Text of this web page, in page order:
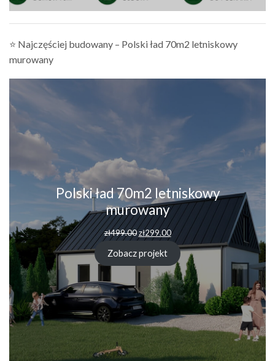
⭐ Najczęściej budowany – Polski ład 70m2 letniskowy
murowany
Polski ład 70m2 letniskowy
murowany
zł499.00 zł299.00
Zobacz projekt